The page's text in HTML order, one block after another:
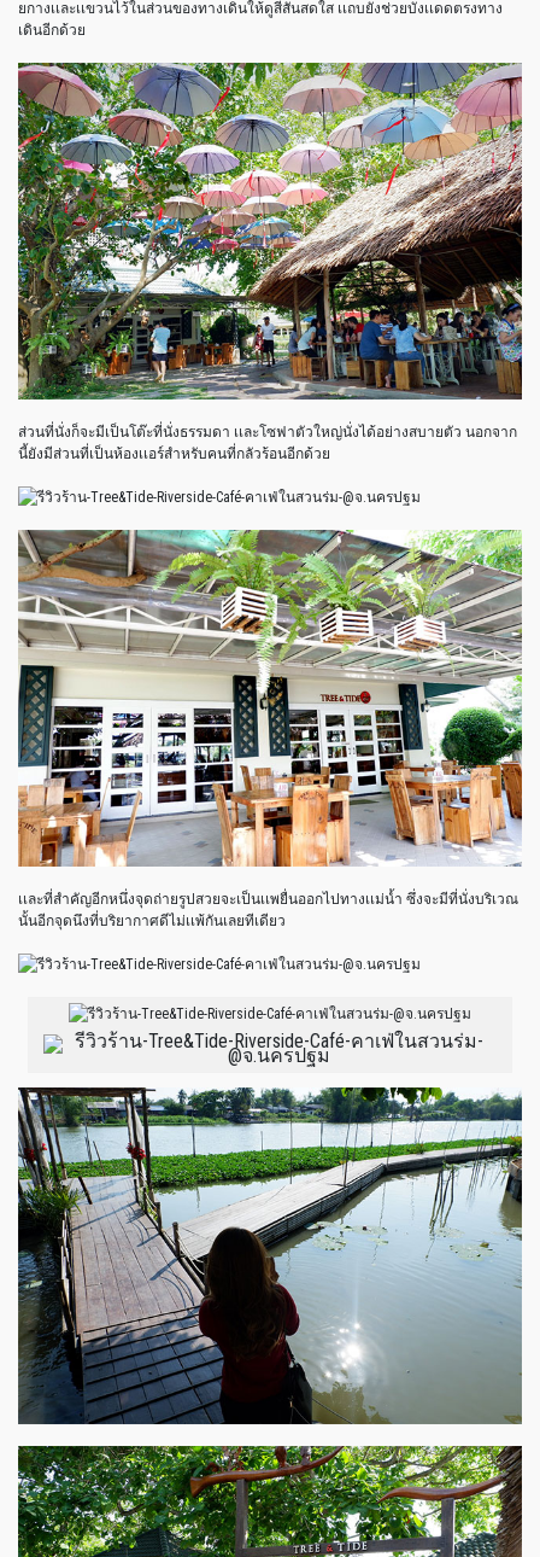
ยกางเเละเเขวนไว้ในส่วนของทางเดินให้ดูสีสันสดใส เเถบยังช่วยบังเเดดตรงทาง
เดินอีกด้วย
ส่วนที่นั่งก็จะมีเป็นโต๊ะที่นั่งธรรมดา เเละโซฟาตัวใหญ่นั่งได้อย่างสบายตัว นอกจาก
นี้ยังมีส่วนที่เป็นห้องเเอร์สำหรับคนที่กลัวร้อนอีกด้วย
เเละที่สำคัญอีกหนึ่งจุดถ่ายรูปสวยจะเป็นเเพยื่นออกไปทางเเม่น้ำ ซึ่งจะมีที่นั่งบริเวณ
นั้นอีกจุดนึงที่บริยากาศดีไม่เเพ้กันเลยทีเดียว